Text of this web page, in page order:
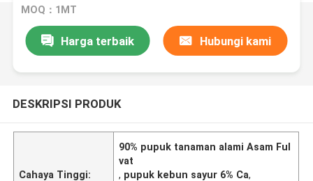
MOQ：1MT
Harga terbaik Hubungi kami
DESKRIPSI PRODUK
Cahaya Tinggi:
90% pupuk tanaman alami Asam Ful
vat
, pupuk kebun sayur 6% Ca,